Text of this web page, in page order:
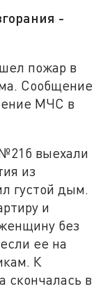
-
пожар в
Сообщение
МЧС в
выехали
из
густой дым.
и
без
ее на
К
скончалась в